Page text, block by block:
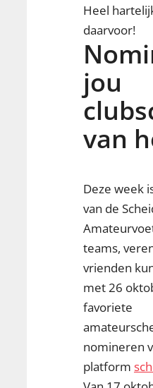
Heel
daarvoor!
jou
van
Deze week
van de
teams,
vrienden
met 26
favoriete
nomineren
platform